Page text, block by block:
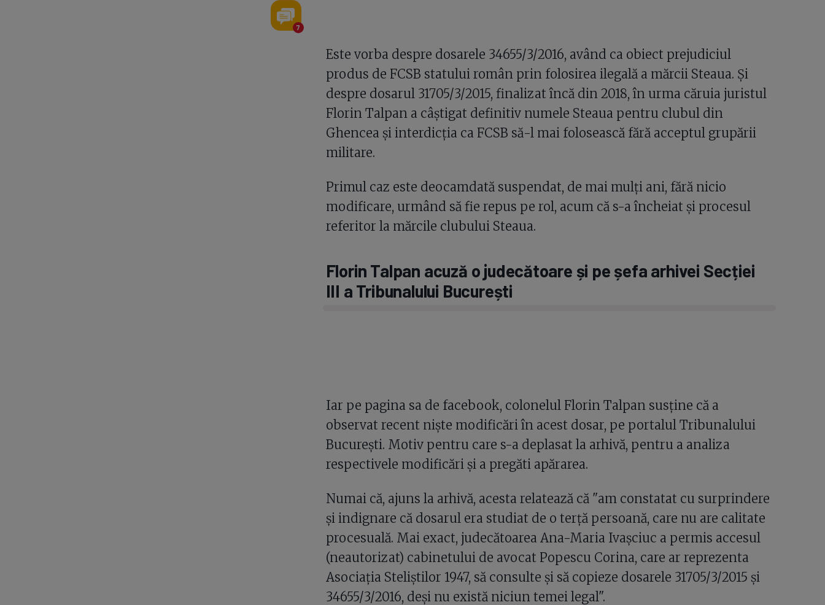
7
Este vorba despre dosarele 34655/3/2016, având ca obiect prejudiciul
produs de FCSB statului român prin folosirea ilegală a mărcii Steaua. Și
despre dosarul 31705/3/2015, finalizat încă din 2018, în urma căruia juristul
Florin Talpan a câștigat definitiv numele Steaua pentru clubul din
Ghencea și interdicția ca FCSB să-l mai folosească fără acceptul grupării
militare.
Primul caz este deocamdată suspendat, de mai mulți ani, fără nicio
modificare, urmând să fie repus pe rol, acum că s-a încheiat și procesul
referitor la mărcile clubului Steaua.
Florin Talpan acuză o judecătoare și pe șefa arhivei Secției
III a Tribunalului București
Iar pe pagina sa de facebook, colonelul Florin Talpan susține că a
observat recent niște modificări în acest dosar, pe portalul Tribunalului
București. Motiv pentru care s-a deplasat la arhivă, pentru a analiza
respectivele modificări și a pregăti apărarea.
Numai că, ajuns la arhivă, acesta relatează că "am constatat cu surprindere
și indignare că dosarul era studiat de o terță persoană, care nu are calitate
procesuală. Mai exact, judecătoarea Ana-Maria Ivașciuc a permis accesul
(neautorizat) cabinetului de avocat Popescu Corina, care ar reprezenta
Asociația Steliștilor 1947, să consulte și să copieze dosarele 31705/3/2015 și
34655/3/2016, deși nu există niciun temei legal".